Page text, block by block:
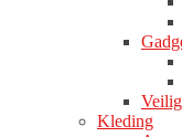
Kleding